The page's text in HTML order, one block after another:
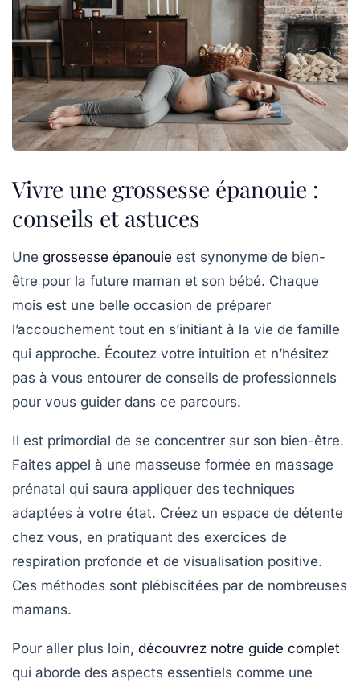
Vivre une grossesse épanouie :
conseils et astuces
Une grossesse épanouie est synonyme de bien-
être pour la future maman et son bébé. Chaque
mois est une belle occasion de préparer
l’accouchement tout en s’initiant à la vie de famille
qui approche. Écoutez votre intuition et n’hésitez
pas à vous entourer de conseils de professionnels
pour vous guider dans ce parcours.
Il est primordial de se concentrer sur son bien-être.
Faites appel à une masseuse formée en massage
prénatal qui saura appliquer des techniques
adaptées à votre état. Créez un espace de détente
chez vous, en pratiquant des exercices de
respiration profonde et de visualisation positive.
Ces méthodes sont plébiscitées par de nombreuses
mamans.
Pour aller plus loin, découvrez notre guide complet
qui aborde des aspects essentiels comme une